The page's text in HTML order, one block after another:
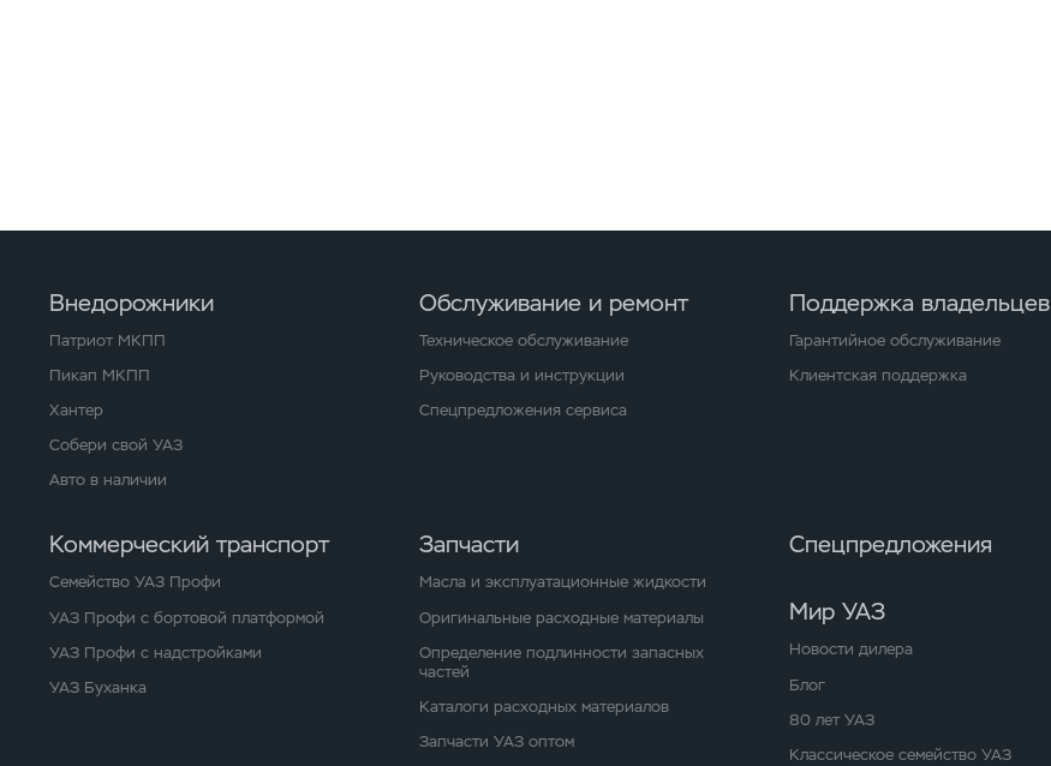
Внедорожники
Патриот МКПП
Пикап МКПП
Хантер
Собери свой УАЗ
Авто в наличии
Обслуживание и ремонт
Техническое обслуживание
Руководства и инструкции
Спецпредложения сервиса
Поддержка владельцев
Гарантийное обслуживание
Клиентская поддержка
Коммерческий транспорт
Семейство УАЗ Профи
УАЗ Профи с бортовой платформой
УАЗ Профи с надстройками
УАЗ Буханка
Запчасти
Масла и эксплуатационные жидкости
Оригинальные расходные материалы
Определение подлинности запасных
частей
Каталоги расходных материалов
Запчасти УАЗ оптом
Спецпредложения
Мир УАЗ
Новости дилера
Блог
80 лет УАЗ
Классическое семейство УАЗ